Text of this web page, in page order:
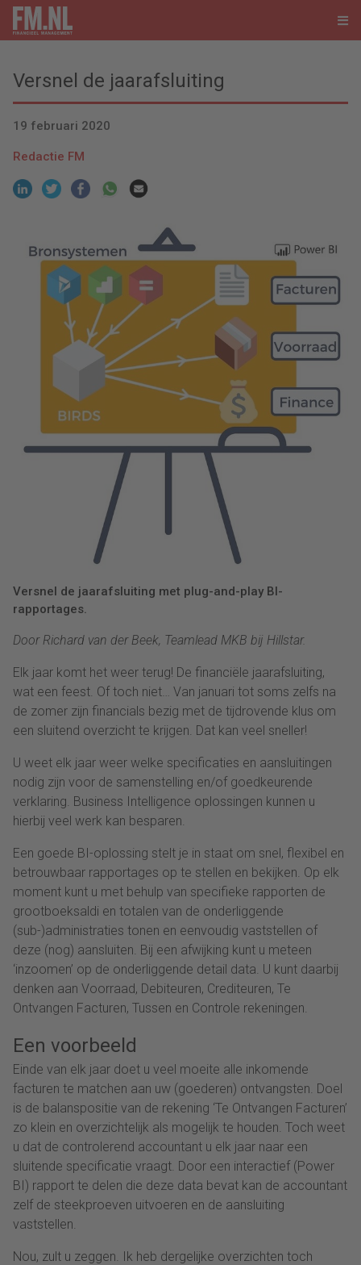
Versnel de jaarafsluiting
19 februari 2020
Redactie FM
Versnel de jaarafsluiting met plug-and-play BI-
rapportages.
Door Richard van der Beek, Teamlead MKB bij Hillstar.
Elk jaar komt het weer terug! De financiële jaarafsluiting,
wat een feest. Of toch niet… Van januari tot soms zelfs na
de zomer zijn financials bezig met de tijdrovende klus om
een sluitend overzicht te krijgen. Dat kan veel sneller!
U weet elk jaar weer welke specificaties en aansluitingen
nodig zijn voor de samenstelling en/of goedkeurende
verklaring. Business Intelligence oplossingen kunnen u
hierbij veel werk kan besparen.
Een goede BI-oplossing stelt je in staat om snel, flexibel en
betrouwbaar rapportages op te stellen en bekijken. Op elk
moment kunt u met behulp van specifieke rapporten de
grootboeksaldi en totalen van de onderliggende
(sub-)administraties tonen en eenvoudig vaststellen of
deze (nog) aansluiten. Bij een afwijking kunt u meteen
‘inzoomen’ op de onderliggende detail data. U kunt daarbij
denken aan Voorraad, Debiteuren, Crediteuren, Te
Ontvangen Facturen, Tussen en Controle rekeningen.
Een voorbeeld
Einde van elk jaar doet u veel moeite alle inkomende
facturen te matchen aan uw (goederen) ontvangsten. Doel
is de balanspositie van de rekening ‘Te Ontvangen Facturen’
zo klein en overzichtelijk als mogelijk te houden. Toch weet
u dat de controlerend accountant u elk jaar naar een
sluitende specificatie vraagt. Door een interactief (Power
BI) rapport te delen die deze data bevat kan de accountant
zelf de steekproeven uitvoeren en de aansluiting
vaststellen.
Nou, zult u zeggen. Ik heb dergelijke overzichten toch